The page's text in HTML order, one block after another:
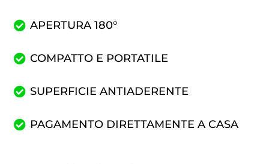
APERTURA 180°
COMPATTO E PORTATILE
SUPERFICIE ANTIADERENTE
PAGAMENTO DIRETTAMENTE A CASA